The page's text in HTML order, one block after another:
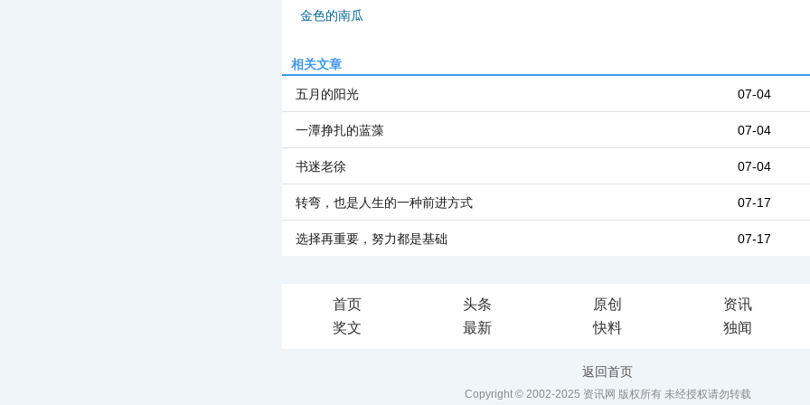
金色的南瓜
相关文章
07-04
五月的阳光
07-04
一潭挣扎的蓝藻
07-04
书迷老徐
07-17
转弯，也是人生的一种前进方式
07-17
选择再重要，努力都是基础
首页 头条 原创
资讯
奖文
最新 快料 独闻
返回首页
Copyright © 2002-2025 资讯网 版权所有 未经授权请勿转载